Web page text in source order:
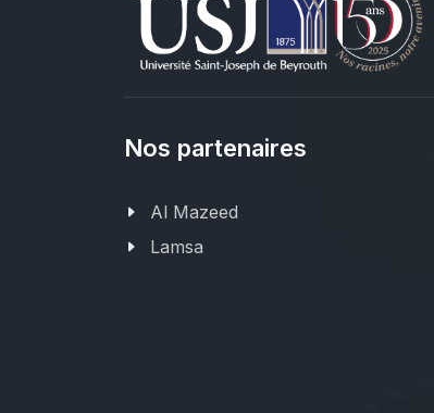
Nos partenaires
Al Mazeed
Lamsa